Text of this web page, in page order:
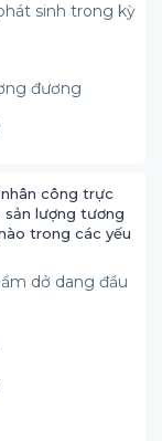
sinh trong kỳ
đương
công trực
lượng tương
trong các yếu
dở dang đầu